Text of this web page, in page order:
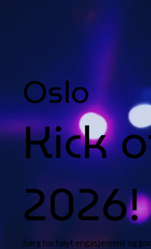
Oslo
Kick
2026!
Sørg for høyt engasjement og